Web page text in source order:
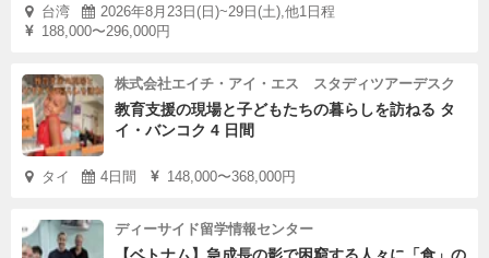
台湾
2026年8月23日(日)~29日(土),他1日程
188,000〜296,000円
株式会社エイチ・アイ・エス スタディツアーデスク
教育支援の現場と子どもたちの暮らしを訪ねる タ
イ・バンコク 4 日間
タイ 4日間 148,000〜368,000円
ディーサイド留学情報センター